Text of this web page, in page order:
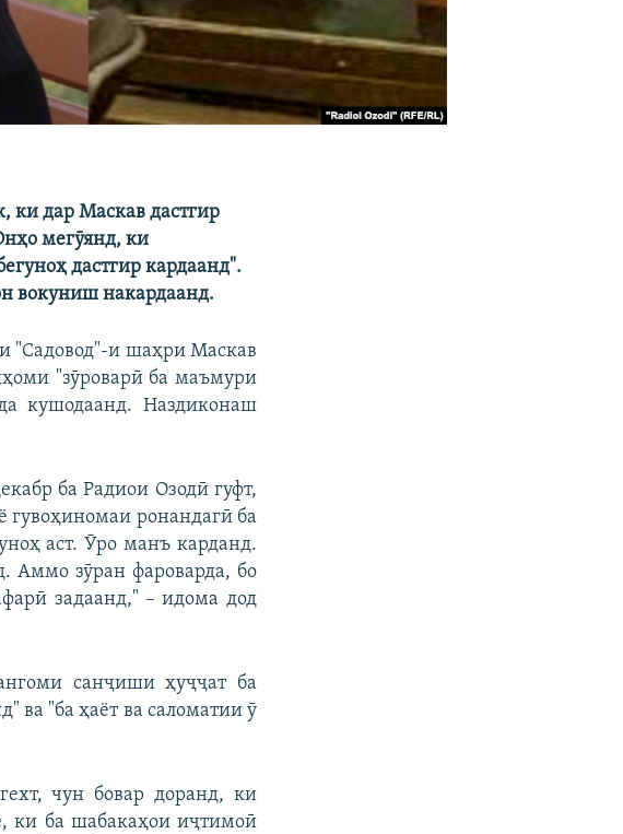
ки дар Маскав дастгир
мегӯянд, ки
дастгир кардаанд".
вокуниш накардаанд.
"Садовод"-и шаҳри Маскав
"зӯроварӣ ба маъмури
кушодаанд. Наздиконаш
ба Радиои Озодӣ гуфт,
гувоҳиномаи ронандагӣ ба
аст. Ӯро манъ карданд.
Аммо зӯран фароварда, бо
задаанд," – идома дод
санҷиши ҳуҷҷат ба
ва "ба ҳаёт ва саломатии ӯ
чун бовар доранд, ки
ки ба шабакаҳои иҷтимоӣ